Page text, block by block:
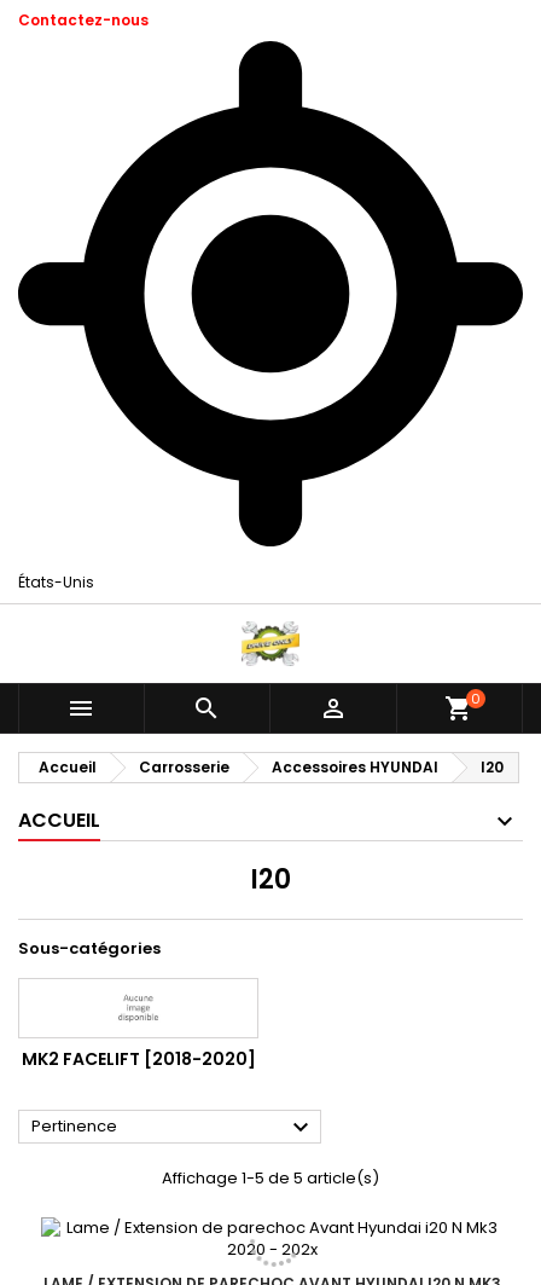
Contactez-nous
États-Unis
   shopping_cart0
Accueil Carrosserie Accessoires HYUNDAI I20
ACCUEIL
I20
Sous-catégories
MK2 FACELIFT [2018-2020]
Pertinence 
Affichage 1-5 de 5 article(s)